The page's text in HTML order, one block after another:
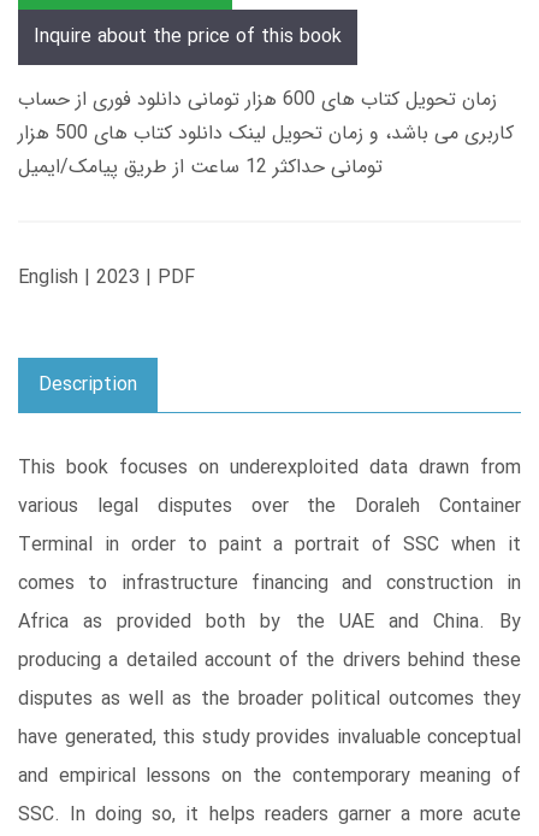
Inquire about the price of this book
زمان تحویل کتاب های 600 هزار تومانی دانلود فوری از حساب
کاربری می باشد، و زمان تحویل لینک دانلود کتاب های 500 هزار
تومانی حداکثر 12 ساعت از طریق پیامک/ایمیل
English | 2023 | PDF
Description
This book focuses on underexploited data drawn from
various legal disputes over the Doraleh Container
Terminal in order to paint a portrait of SSC when it
comes to infrastructure financing and construction in
Africa as provided both by the UAE and China. By
producing a detailed account of the drivers behind these
disputes as well as the broader political outcomes they
have generated, this study provides invaluable conceptual
and empirical lessons on the contemporary meaning of
SSC. In doing so, it helps readers garner a more acute